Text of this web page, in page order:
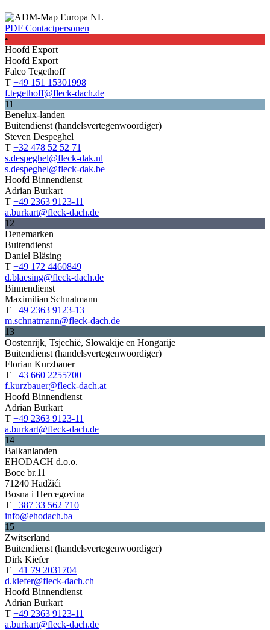
PDF Contactpersonen
•
Hoofd Export
Hoofd Export
Falco Tegethoff
T +49 151 15301998
f.tegethoff@fleck-dach.de
11
Benelux-landen
Buitendienst (handelsvertegenwoordiger)
Steven Despeghel
T +32 478 52 52 71
s.despeghel@fleck-dak.nl
s.despeghel@fleck-dak.be
Hoofd Binnendienst
Adrian Burkart
T +49 2363 9123-11
a.burkart@fleck-dach.de
12
Denemarken
Buitendienst
Daniel Bläsing
T +49 172 4460849
d.blaesing@fleck-dach.de
Binnendienst
Maximilian Schnatmann
T +49 2363 9123-13
m.schnatmann@fleck-dach.de
13
Oostenrijk, Tsjechië, Slowakije en Hongarije
Buitendienst (handelsvertegenwoordiger)
Florian Kurzbauer
T +43 660 2255700
f.kurzbauer@fleck-dach.at
Hoofd Binnendienst
Adrian Burkart
T +49 2363 9123-11
a.burkart@fleck-dach.de
14
Balkanlanden
EHODACH d.o.o.
Boce br.11
71240 Hadžići
Bosna i Hercegovina
T +387 33 562 710
info@ehodach.ba
15
Zwitserland
Buitendienst (handelsvertegenwoordiger)
Dirk Kiefer
T +41 79 2031704
d.kiefer@fleck-dach.ch
Hoofd Binnendienst
Adrian Burkart
T +49 2363 9123-11
a.burkart@fleck-dach.de